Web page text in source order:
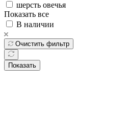
шерсть овечья
Показать все
В наличии
Очистить фильтр
Показать